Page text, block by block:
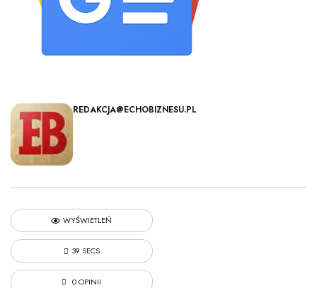
REDAKCJA@ECHOBIZNESU.PL
WYŚWIETLEŃ
39 SECS
0 OPINII